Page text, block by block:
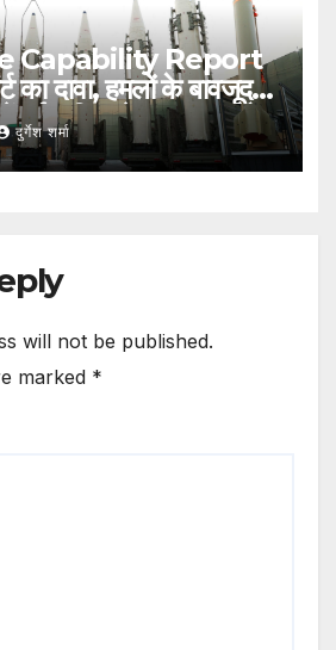
Capability Report
का दावा, हमलों के बावजूद
हुईं अधिक तेज, घातक और
दुर्गेश शर्मा
will not be published.
marked *